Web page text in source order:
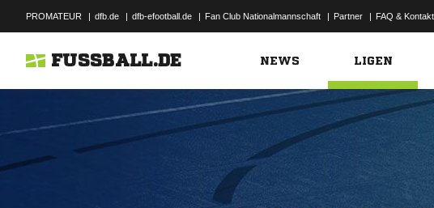
PROMATEUR | dfb.de | dfb-efootball.de | Fan Club Nationalmannschaft | Partner | FAQ & Kontakt
FUSSBALL.DE NEWS LIGEN